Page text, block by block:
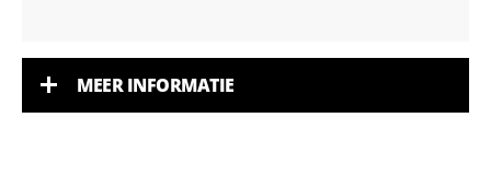
MEER INFORMATIE